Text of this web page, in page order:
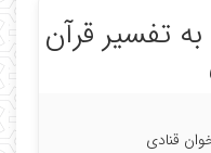
تفسیر قرآن
قنادی